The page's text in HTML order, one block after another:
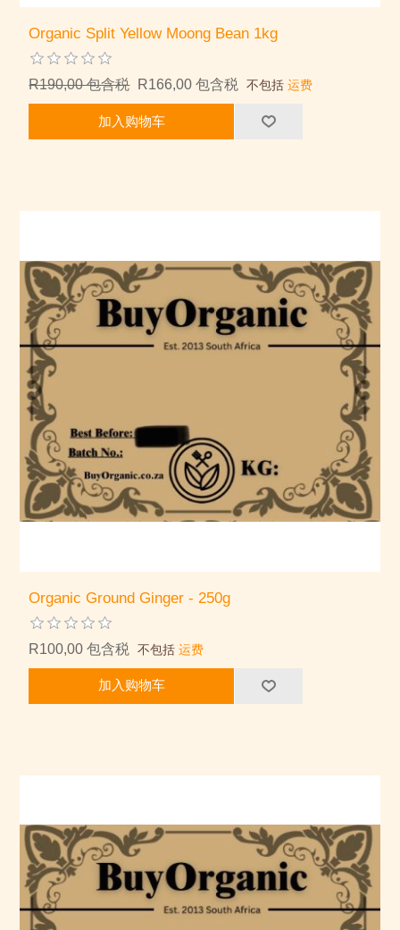
Organic Split Yellow Moong Bean 1kg
R190,00 包含税 R166,00 包含税 不包括运费
加入购物车
Organic Ground Ginger - 250g
R100,00 包含税 不包括运费
加入购物车